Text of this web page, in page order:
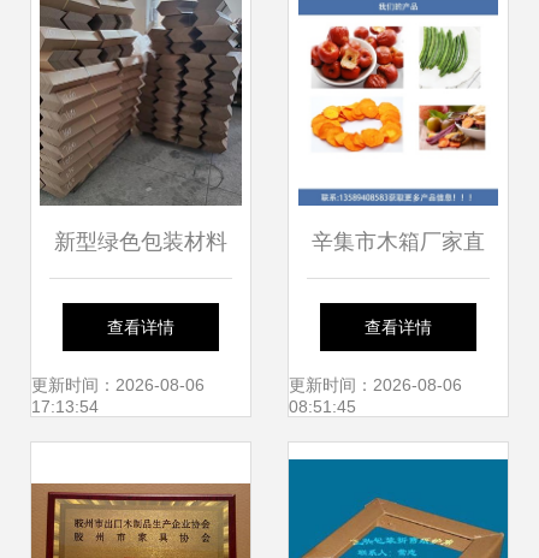
耕之道
新型绿色包装材料
纸护角与纸桶的应
用与前景
查看详情
更新时间：2026-08-06
17:13:54
辛集市木箱厂家直
销，木箱多少钱一
套？图纸护角实拍
详解
查看详情
更新时间：2026-08-06
08:51:45